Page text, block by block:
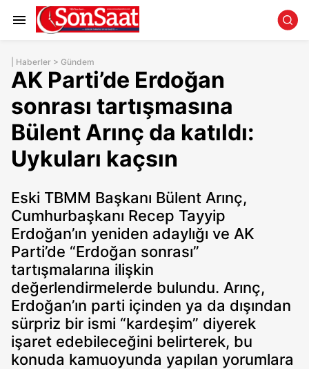
Haberler > Gündem
AK Parti’de Erdoğan
sonrası tartışmasına
Bülent Arınç da katıldı:
Uykuları kaçsın
Eski TBMM Başkanı Bülent Arınç,
Cumhurbaşkanı Recep Tayyip
Erdoğan’ın yeniden adaylığı ve AK
Parti’de “Erdoğan sonrası”
tartışmalarına ilişkin
değerlendirmelerde bulundu. Arınç,
Erdoğan’ın parti içinden ya da dışından
sürpriz bir ismi “kardeşim” diyerek
işaret edebileceğini belirterek, bu
konuda kamuoyunda yapılan yorumlara